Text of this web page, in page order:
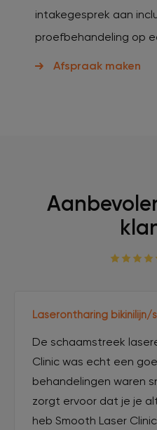
intakegesprek aan
proefbehandeling op
Afspraak maken
Laserontharing
De schaamstreek
Clinic was echt een
behandelingen waren
zorgt ervoor dat je je
heb Smooth Laser